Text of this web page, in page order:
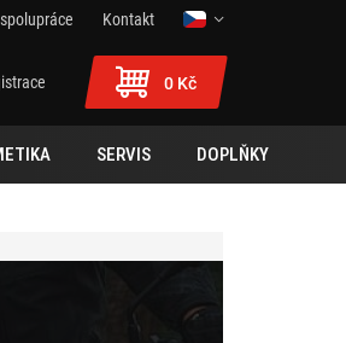
Kontakt
0 Kč
SERVIS DOPLŇKY